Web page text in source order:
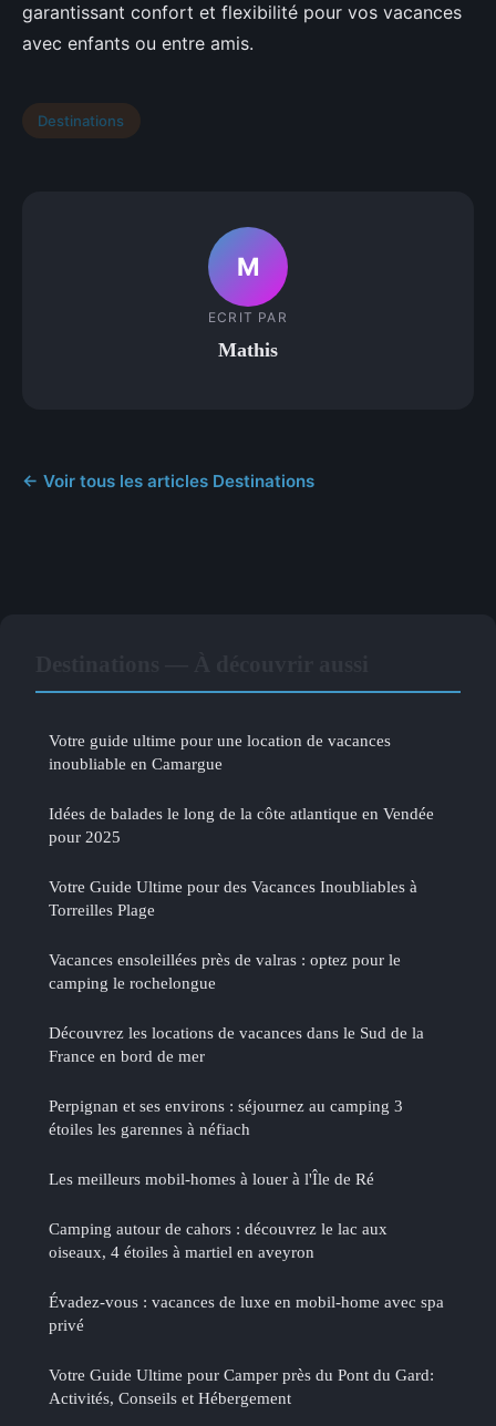
garantissant confort et flexibilité pour vos vacances
avec enfants ou entre amis.
Destinations
M
ECRIT PAR
Mathis
← Voir tous les articles Destinations
Votre guide ultime pour une location de vacances
inoubliable en Camargue
Idées de balades le long de la côte atlantique en Vendée
pour 2025
Votre Guide Ultime pour des Vacances Inoubliables à
Torreilles Plage
Vacances ensoleillées près de valras : optez pour le
camping le rochelongue
Découvrez les locations de vacances dans le Sud de la
France en bord de mer
Perpignan et ses environs : séjournez au camping 3
étoiles les garennes à néfiach
Les meilleurs mobil-homes à louer à l'Île de Ré
Camping autour de cahors : découvrez le lac aux
oiseaux, 4 étoiles à martiel en aveyron
Évadez-vous : vacances de luxe en mobil-home avec spa
privé
Votre Guide Ultime pour Camper près du Pont du Gard:
Activités, Conseils et Hébergement